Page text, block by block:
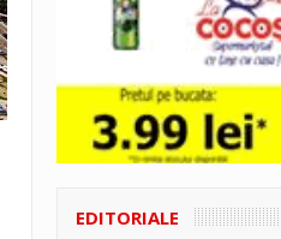
EDITORIALE